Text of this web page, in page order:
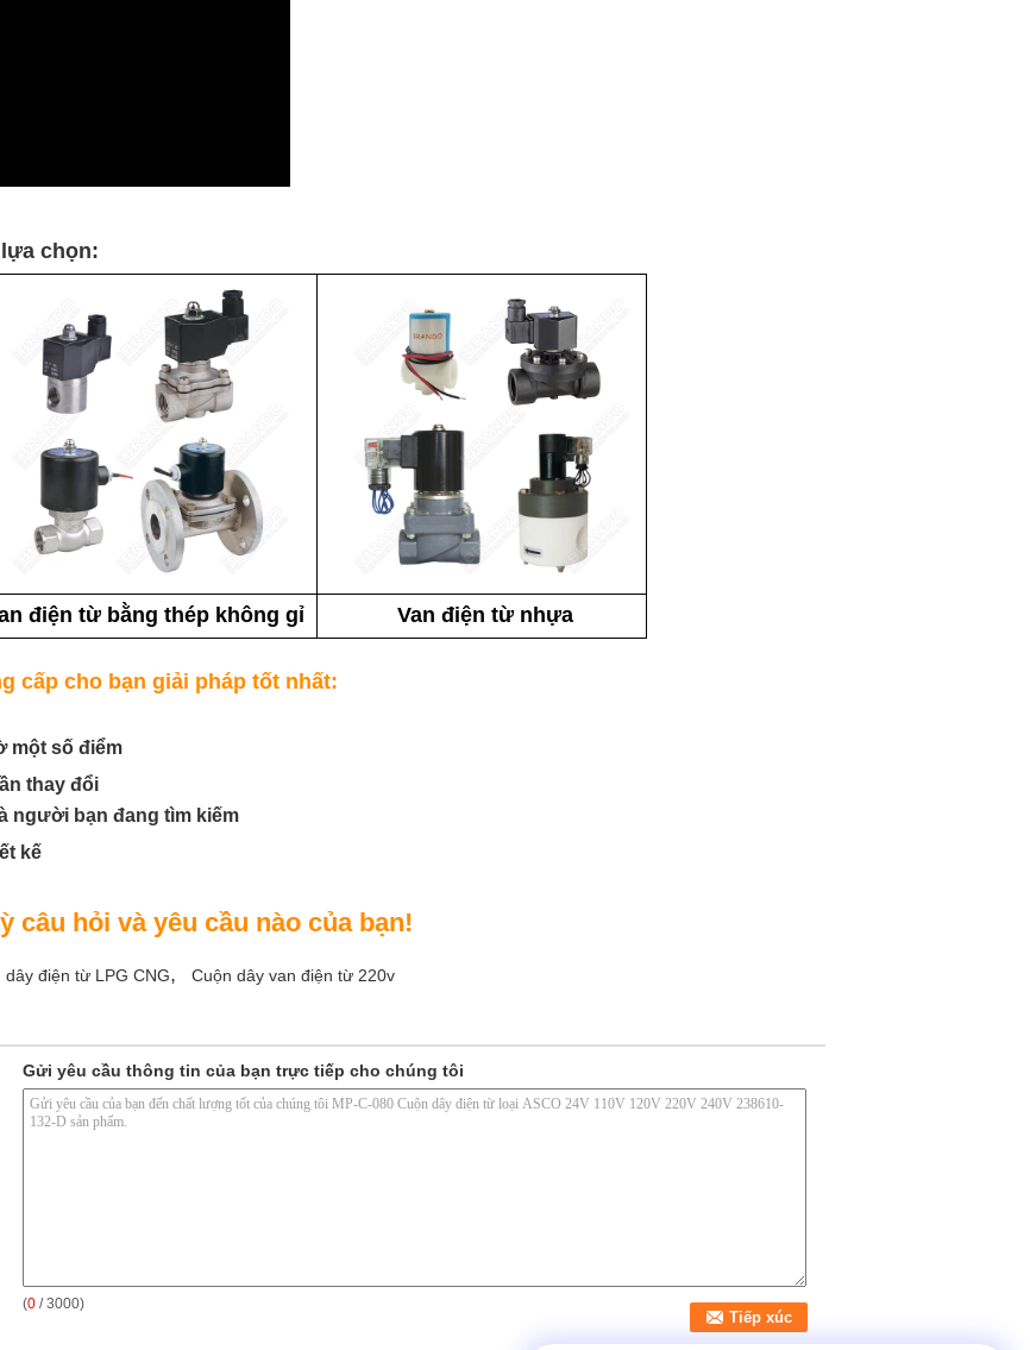
chọn:
điện từ bằng thép không gỉ Van điện từ nhựa
cấp cho bạn giải pháp tốt nhất:
một số điểm
thay đổi
người bạn đang tìm kiếm
kế
câu hỏi và yêu cầu nào của bạn!
dây điện từ LPG CNG, Cuộn dây van điện từ 220v
Gửi yêu cầu thông tin của bạn trực tiếp cho chúng tôi
(0 / 3000)